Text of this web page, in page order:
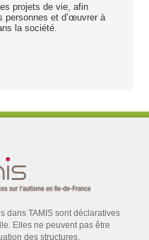
projets de vie, afin
personnes et d’œuvrer à
la société.
dans TAMIS sont déclaratives
Elles ne peuvent pas être
des structures.